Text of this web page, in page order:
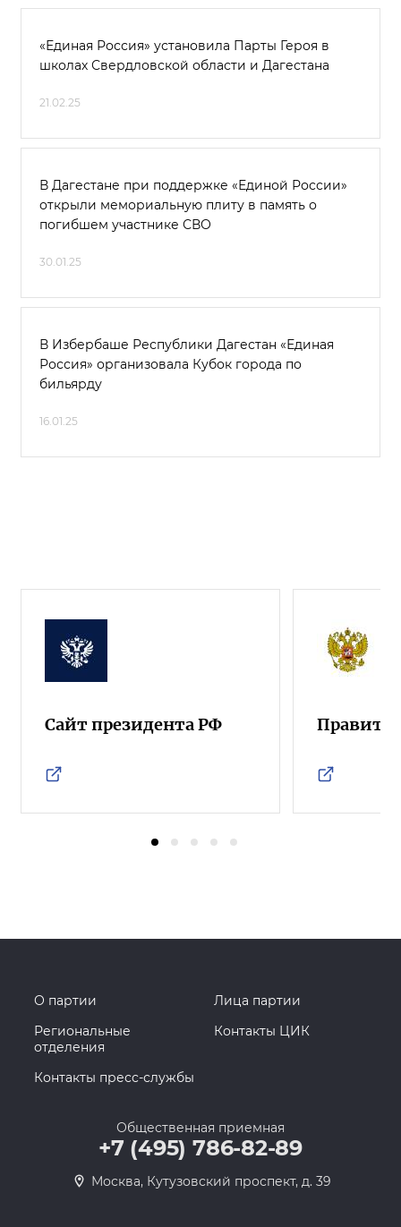
«Единая Россия» установила Парты Героя в
школах Свердловской области и Дагестана
21.02.25
В Дагестане при поддержке «Единой России»
открыли мемориальную плиту в память о
погибшем участнике СВО
30.01.25
В Избербаше Республики Дагестан «Единая
Россия» организовала Кубок города по
бильярду
16.01.25
Сайт президента РФ
О партии
Лица партии
Региональные
отделения
Контакты ЦИК
Контакты пресс-службы
Общественная приемная
+7 (495) 786-82-89
Москва, Кутузовский проспект, д. 39